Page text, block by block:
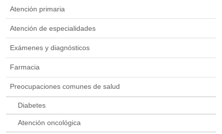
Atención primaria
Atención de especialidades
Exámenes y diagnósticos
Farmacia
Preocupaciones comunes de salud
Diabetes
Atención oncológica